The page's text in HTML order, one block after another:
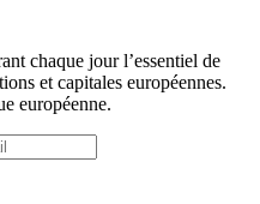
chaque jour l’essentiel de
et capitales européennes.
européenne.